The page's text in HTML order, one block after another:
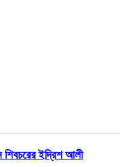
শিবচরের ইদ্রিশ আলী